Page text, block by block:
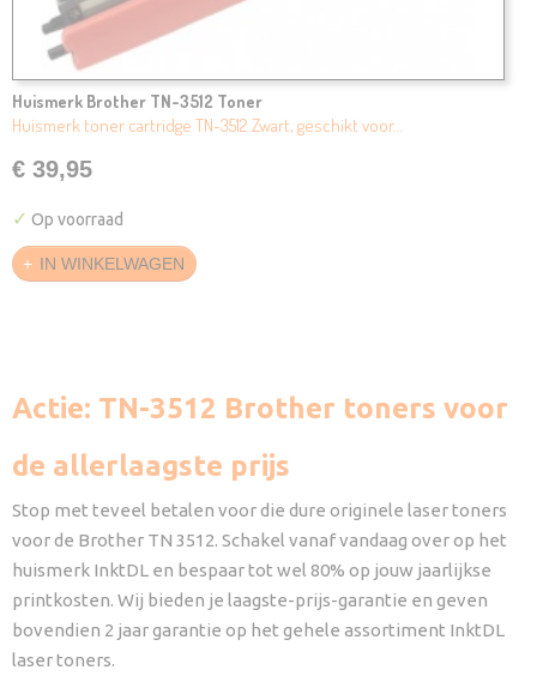
Huismerk Brother TN-3512 Toner
Huismerk toner cartridge TN-3512 Zwart, geschikt voor…
€ 39,95
✓ Op voorraad
IN WINKELWAGEN
Actie: TN-3512 Brother toners voor
de allerlaagste prijs
Stop met teveel betalen voor die dure originele laser toners
voor de Brother TN 3512. Schakel vanaf vandaag over op het
huismerk InktDL en bespaar tot wel 80% op jouw jaarlijkse
printkosten. Wij bieden je laagste-prijs-garantie en geven
bovendien 2 jaar garantie op het gehele assortiment InktDL
laser toners.